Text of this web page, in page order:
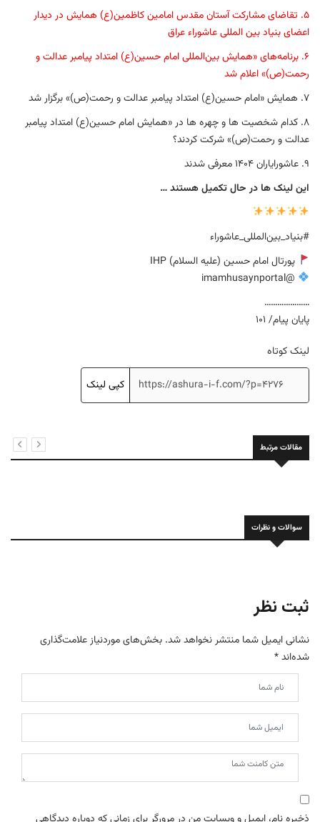
5. تقاضای مشارکت آستان مقدس امامین کاظمین(ع) همایش در دیدار
اعضای بنیاد بین المللی عاشوراء عراق
6. برنامه‌های «همایش بین‌المللی امام حسین(ع) امتداد پیامبر عدالت و
رحمت(ص)» اعلام شد
7. همایش «امام حسین(ع) امتداد پیامبر عدالت و رحمت(ص)» برگزار شد
8. کدام شخصیت ها و چهره ها در «همایش امام حسین(ع) امتداد پیامبر
عدالت و رحمت(ص)» شرکت کردند؟
9. عاشورایاران 1404 معرفی شدند
این لینک ها در حال تکمیل هستند …
#بنیاد_بین‌المللی_عاشوراء
پورتال امام حسین (علیه السلام) IHP
@imamhusaynportal
…………………
پایان پیام/ 101
لینک کوتاه
کپی لینک
مقالات مرتبط
سوالات و نظرات
ثبت نظر
نشانی ایمیل شما منتشر نخواهد شد. بخش‌های موردنیاز علامت‌گذاری
شده‌اند*